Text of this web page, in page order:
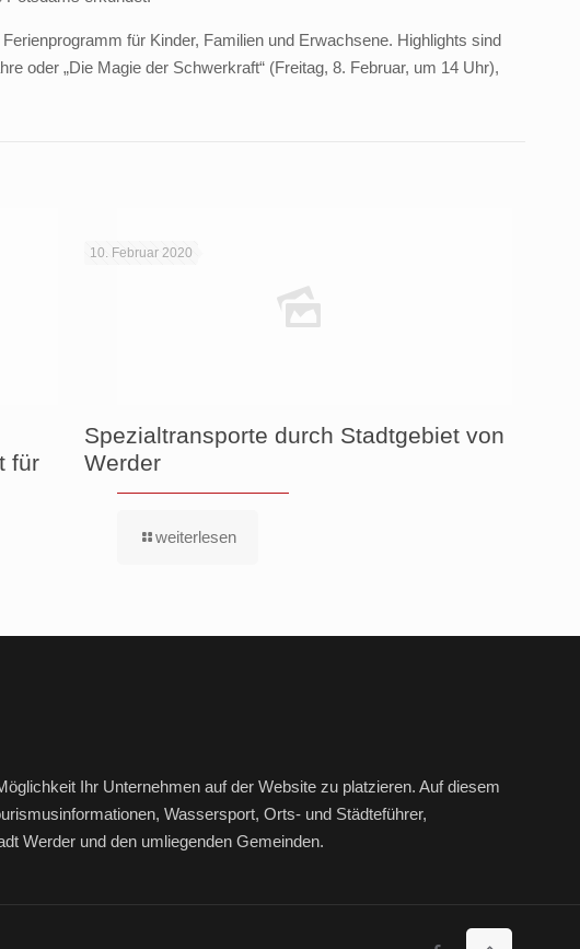
für Kinder, Familien und Erwachsene. Highlights sind
oder „Die Magie der Schwerkraft“ (Freitag, 8. Februar, um 14 Uhr),
für
10. Februar 2020
Spezialtransporte durch Stadtgebiet von
Werder
weiterlesen
Ihr Unternehmen auf der Website zu platzieren. Auf diesem
Wassersport, Orts- und Städteführer,
Werder und den umliegenden Gemeinden.